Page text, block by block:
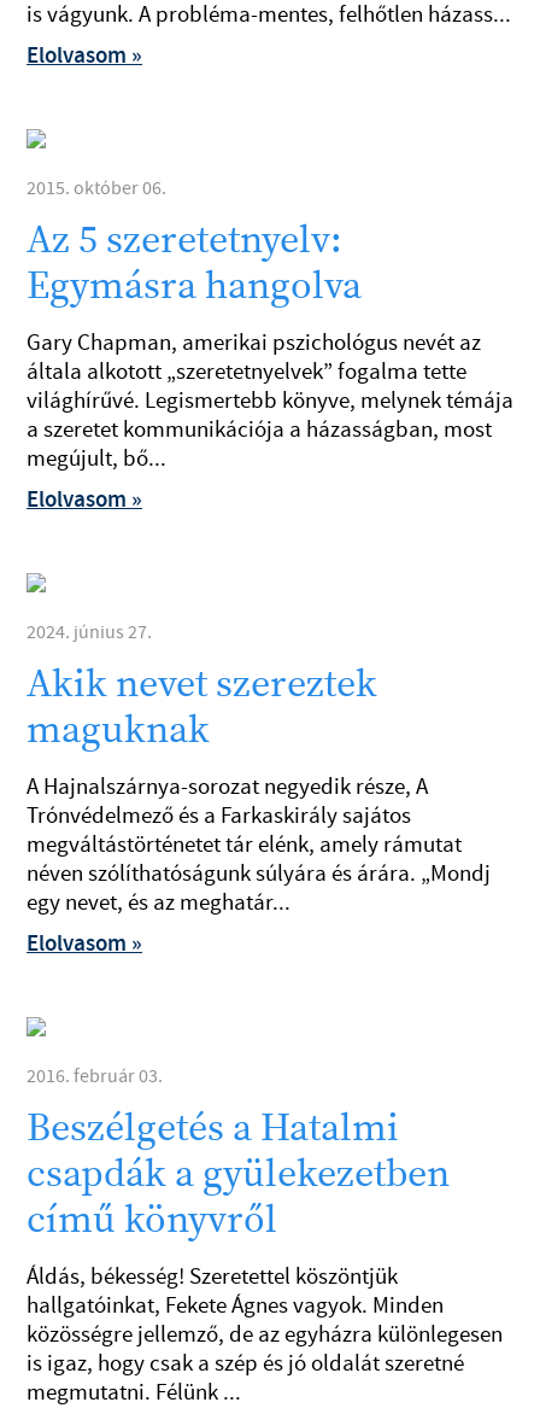
is vágyunk. A probléma-mentes, felhőtlen házass...
Elolvasom »
2015. október 06.
Az 5 szeretetnyelv:
Egymásra hangolva
Gary Chapman, amerikai pszichológus nevét az
általa alkotott „szeretetnyelvek” fogalma tette
világhírűvé. Legismertebb könyve, melynek témája
a szeretet kommunikációja a házasságban, most
megújult, bő...
Elolvasom »
2024. június 27.
Akik nevet szereztek
maguknak
A Hajnalszárnya-sorozat negyedik része, A
Trónvédelmező és a Farkaskirály sajátos
megváltástörténetet tár elénk, amely rámutat
néven szólíthatóságunk súlyára és árára. „Mondj
egy nevet, és az meghatár...
Elolvasom »
2016. február 03.
Beszélgetés a Hatalmi
csapdák a gyülekezetben
című könyvről
Áldás, békesség! Szeretettel köszöntjük
hallgatóinkat, Fekete Ágnes vagyok. Minden
közösségre jellemző, de az egyházra különlegesen
is igaz, hogy csak a szép és jó oldalát szeretné
megmutatni. Félünk ...